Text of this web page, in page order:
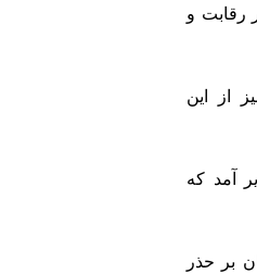
رقابت و
از این
آمد که
بر حذر